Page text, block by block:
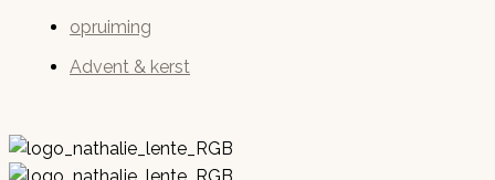
opruiming
Advent & kerst